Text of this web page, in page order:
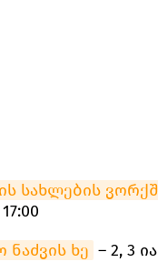
სახლების
ხე – 2, 3